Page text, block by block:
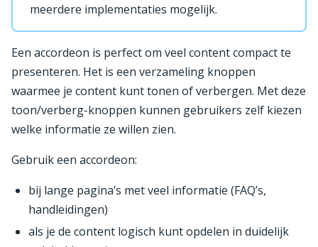
meerdere implementaties mogelijk.
Een accordeon is perfect om veel content compact te
presenteren. Het is een verzameling knoppen
waarmee je content kunt tonen of verbergen. Met deze
toon/verberg-knoppen kunnen gebruikers zelf kiezen
welke informatie ze willen zien.
Gebruik een accordeon:
bij lange pagina’s met veel informatie (FAQ’s,
handleidingen)
als je de content logisch kunt opdelen in duidelijk